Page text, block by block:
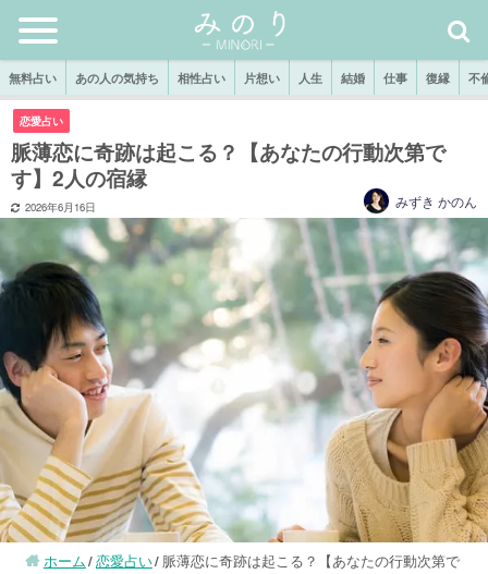
無料占い あの人の気持ち 相性占い 片想い 人生 結婚 仕事 復縁 不
恋愛占い
脈薄恋に奇跡は起こる？【あなたの行動次第で
す】2人の宿縁
2026年6月16日 みずき かのん
ホーム 恋愛占い 脈薄恋に奇跡は起こる？【あなたの行動次第で